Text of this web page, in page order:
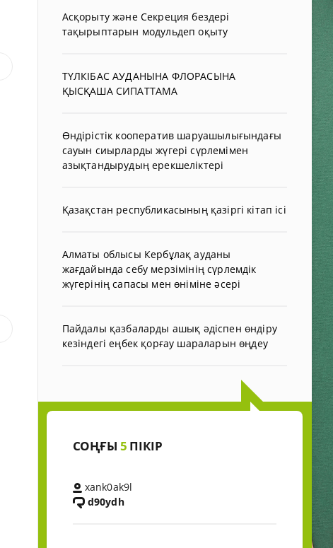
Асқорыту және Секреция бездері
тақырыптарын модульдеп оқыту
ТҮЛКІБАС АУДАНЫНА ФЛОРАСЫНА
ҚЫСҚАША СИПАТТАМА
Өндірістік кооператив шаруашылығындағы
сауын сиырларды жүгері сүрлемімен
азықтандырудың ерекшеліктері
Қазақстан республикасының қазіргі кітап ісі
Алматы облысы Кербұлақ ауданы
жағдайында себу мерзімінің сүрлемдік
жүгерінің сапасы мен өніміне әсері
Пайдалы қазбаларды ашық әдіспен өндіру
кезіндегі еңбек қорғау шараларын өңдеу
СОҢҒЫ 5 ПІКІР
xank0ak9l
d90ydh